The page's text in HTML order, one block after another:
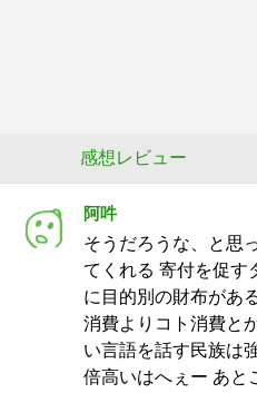
感想レビュー
阿吽
そうだろうな、と思
てくれる 寄付を促す
に目的別の財布があ
消費よりコト消費と
い言語を話す民族は
倍高いはへぇー あと